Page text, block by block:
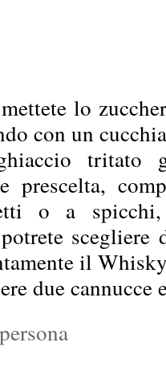
lo
con un
tritato
prescelta,
o a
il
due cannucce